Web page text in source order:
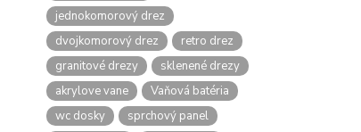
jednokomorový drez
dvojkomorový drez
retro drez
granitové drezy
sklenené drezy
akrylove vane
Vaňová batéria
wc dosky
sprchový panel